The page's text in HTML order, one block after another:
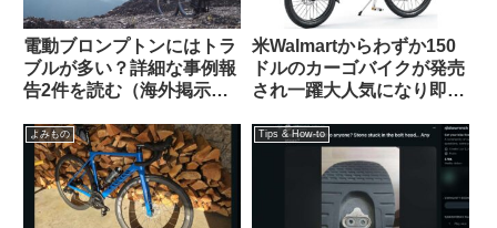
電動ブロンプトンにはトラ
ブルが多い？詳細な事例報
告2件を読む（海外掲示板
米Walmartからわずか150
ドルのカーゴバイクが発売
され一躍大人気になり即日
よみもの Tips & How-to